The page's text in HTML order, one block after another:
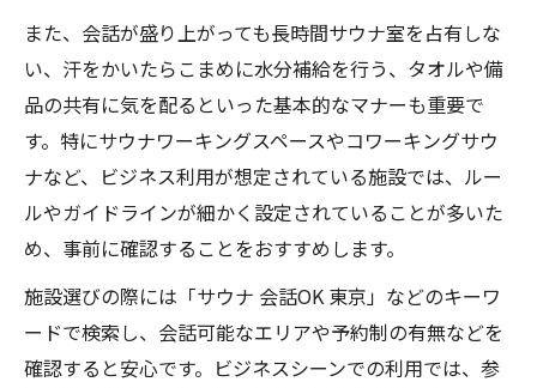
また、会話が盛り上がっても長時間サウナ室を占有しな
い、汗をかいたらこまめに水分補給を行う、タオルや備
品の共有に気を配るといった基本的なマナーも重要で
す。特にサウナワーキングスペースやコワーキングサウ
ナなど、ビジネス利用が想定されている施設では、ルー
ルやガイドラインが細かく設定されていることが多いた
め、事前に確認することをおすすめします。
施設選びの際には「サウナ 会話OK 東京」などのキーワ
ードで検索し、会話可能なエリアや予約制の有無などを
確認すると安心です。ビジネスシーンでの利用では、参